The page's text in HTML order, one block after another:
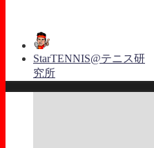
StarTENNIS@テニス研
究所